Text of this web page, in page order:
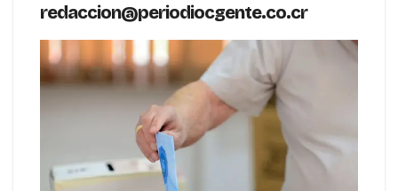
redaccion@periodiocgente.co.cr